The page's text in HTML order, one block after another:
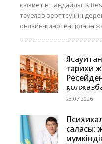
қызметін таңдайды. K
тәуелсіз зерттеуінің
онлайн-кинотеатрларға
тарихи
23.07.2026
саласы: